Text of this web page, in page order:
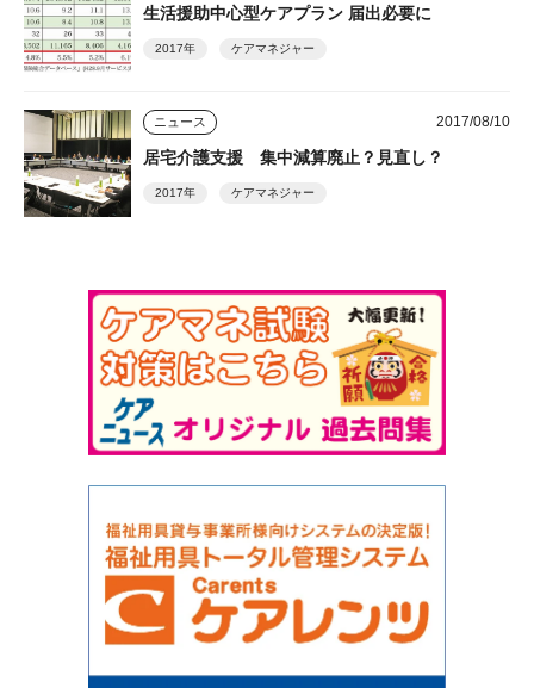
生活援助中心型ケアプラン 届出必要に
2017年 ケアマネジャー
ニュース 2017/08/10
居宅介護支援 集中減算廃止？見直し？
2017年 ケアマネジャー